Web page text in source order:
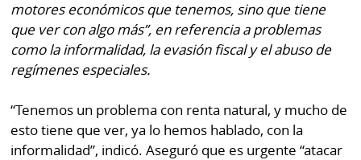
motores económicos que tenemos, sino que tiene
que ver con algo más”, en referencia a problemas
como la informalidad, la evasión fiscal y el abuso de
regímenes especiales.
“Tenemos un problema con renta natural, y mucho de
esto tiene que ver, ya lo hemos hablado, con la
informalidad”, indicó. Aseguró que es urgente “atacar